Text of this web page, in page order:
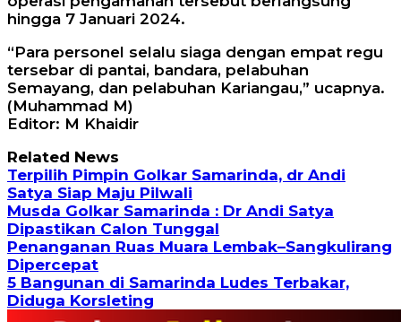
hingga 7 Januari 2024.
“Para personel selalu siaga dengan empat regu
tersebar di pantai, bandara, pelabuhan
Semayang, dan pelabuhan Kariangau,” ucapnya.
(Muhammad M)
Editor: M Khaidir
Related News
Terpilih Pimpin Golkar Samarinda, dr Andi
Satya Siap Maju Pilwali
Musda Golkar Samarinda : Dr Andi Satya
Dipastikan Calon Tunggal
Penanganan Ruas Muara Lembak–Sangkulirang
Dipercepat
5 Bangunan di Samarinda Ludes Terbakar,
Diduga Korsleting